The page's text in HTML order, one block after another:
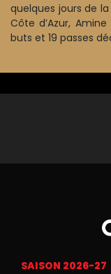
quelques jours de
Côte d’Azur,
buts et 19 passes
SAISON 2026-27